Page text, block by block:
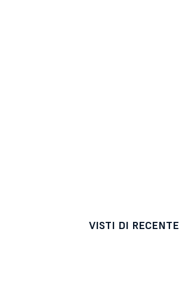
VISTI DI RECENTE